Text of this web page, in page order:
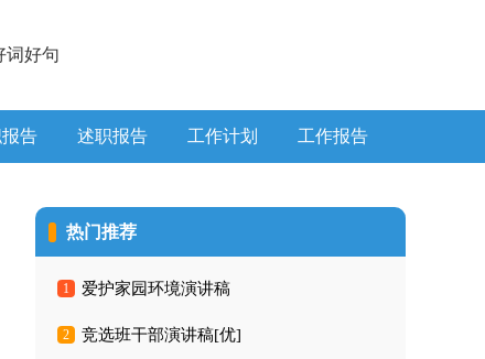
词好句
告 述职报告 工作计划 工作报告
热门推荐
1 爱护家园环境演讲稿
2 竞选班干部演讲稿[优]